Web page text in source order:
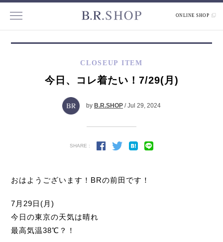
ONLINE SHOP
CLOSEUP ITEM
今日、コレ着たい！7/29(月)
by B.R.SHOP / Jul 29, 2024
SHARE :
おはようございます！BRの前田です！
7月29日(月)
今日の東京の天気は晴れ
最高気温38℃？！